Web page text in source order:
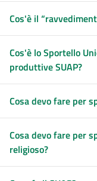
Cos'è il
Cos'è lo Sportello
produttive SUAP?
Cosa devo fare per
Cosa devo fare per
religioso?